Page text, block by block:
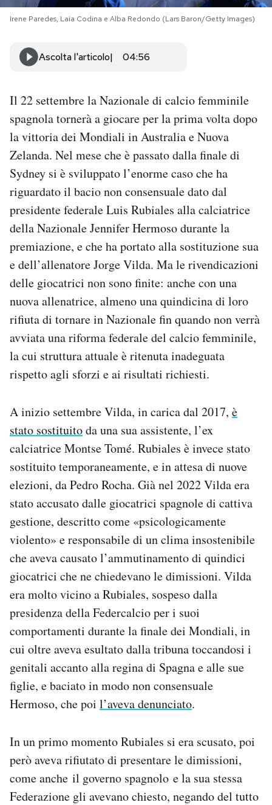
SHOP
CALENDARIO
Notifiche mobile
Regala il Post
Hai bisogno di aiuto?
Esci
Irene Paredes, Laia Codina e Alba Redondo (Lars Baron/Getty Images)
Ascolta l'articolo 04:56
Il 22 settembre la Nazionale di calcio femminile
spagnola tornerà a giocare per la prima volta dopo
la vittoria dei Mondiali in Australia e Nuova
Zelanda. Nel mese che è passato dalla finale di
Sydney si è sviluppato l’enorme caso che ha
riguardato il bacio non consensuale dato dal
presidente federale Luis Rubiales alla calciatrice
della Nazionale Jennifer Hermoso durante la
premiazione, e che ha portato alla sostituzione sua
e dell’allenatore Jorge Vilda. Ma le rivendicazioni
delle giocatrici non sono finite: anche con una
nuova allenatrice, almeno una quindicina di loro
rifiuta di tornare in Nazionale fin quando non verrà
avviata una riforma federale del calcio femminile,
la cui struttura attuale è ritenuta inadeguata
rispetto agli sforzi e ai risultati richiesti.
A inizio settembre Vilda, in carica dal 2017, è
stato sostituitoda una sua assistente, l’ex
calciatrice Montse Tomé. Rubiales è invece stato
sostituito temporaneamente, e in attesa di nuove
elezioni, da Pedro Rocha. Già nel 2022 Vilda era
stato accusato dalle giocatrici spagnole di cattiva
gestione, descritto come «psicologicamente
violento» e responsabile di un clima insostenibile
che aveva causato l’ammutinamento di quindici
giocatrici che ne chiedevano le dimissioni. Vilda
era molto vicino a Rubiales, sospeso dalla
presidenza della Federcalcio per i suoi
comportamenti durante la finale dei Mondiali, in
cui oltre aveva esultato dalla tribuna toccandosi i
genitali accanto alla regina di Spagna e alle sue
figlie, e baciato in modo non consensuale
Hermoso, che poi l’aveva denunciato.
In un primo momento Rubiales si era scusato, poi
però aveva rifiutato di presentare le dimissioni,
come anche il governo spagnolo e la sua stessa
Federazione gli avevano chiesto, negando del tutto